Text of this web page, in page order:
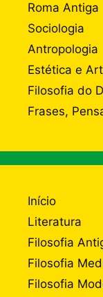
Roma Antiga
Sociologia
Antropologia
Estética e
Filosofia do
Frases,
Início
Literatura
Filosofia
Filosofia
Filosofia